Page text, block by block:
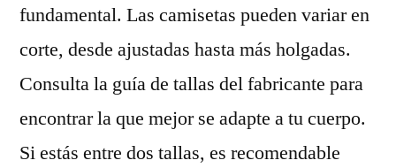
fundamental. Las camisetas pueden variar en
corte, desde ajustadas hasta más holgadas.
Consulta la guía de tallas del fabricante para
encontrar la que mejor se adapte a tu cuerpo.
Si estás entre dos tallas, es recomendable